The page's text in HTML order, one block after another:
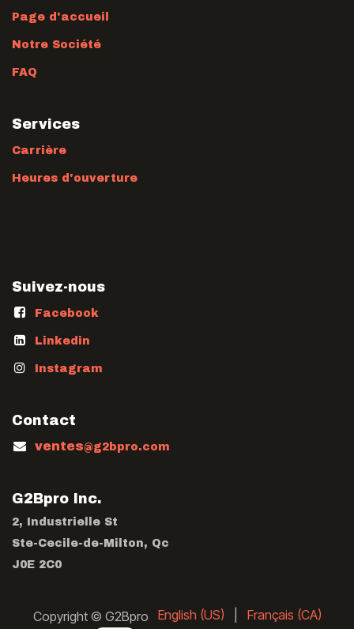
Page d'accueil
Notre Société
FAQ
Services
Carrière
Heures d'ouverture
Suivez-nous
Facebook
Linkedin
Instagram
Contact
ventes@g2bpro.com
G2Bpro Inc.
2, Industrielle St
Ste-Cecile-de-Milton, Qc
J0E 2C0
Copyright © G2Bpro English (US)
Français (CA)